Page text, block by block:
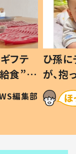
フテ
食”を
の親
編集部
ひ孫
が、
「涙が
い」